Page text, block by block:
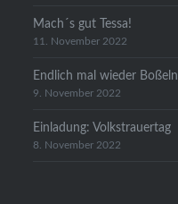
Mach´s gut Tessa!
11. November 2022
Endlich mal wieder Boßeln
9. November 2022
Einladung: Volkstrauertag
8. November 2022